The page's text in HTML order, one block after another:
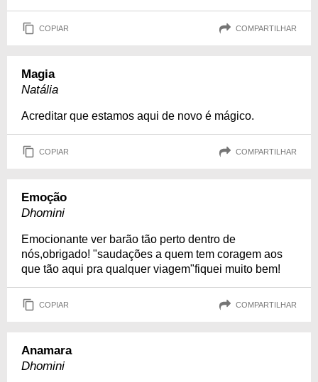
COPIAR COMPARTILHAR
Magia
Natália
Acreditar que estamos aqui de novo é mágico.
COPIAR COMPARTILHAR
Emoção
Dhomini
Emocionante ver barão tão perto dentro de
nós,obrigado! "saudações a quem tem coragem aos
que tão aqui pra qualquer viagem"fiquei muito bem!
COPIAR COMPARTILHAR
Anamara
Dhomini